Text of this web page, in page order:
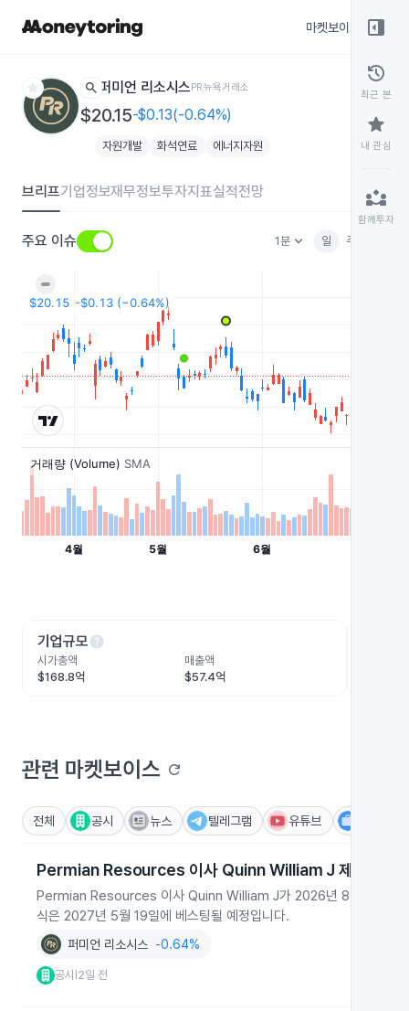
마켓보이스
star search 퍼미언 리소시스PR뉴욕거래소
$20.15-$0.13(-0.64%)
자원개발 화석연료 에너지자원
브리프기업정보재무정보투자지표실적전망
주요 이슈 1분keyboard_arrow_down 일 주
기업규모help
시가총액
$168.8억
매출액
$57.4억
관련 마켓보이스 refresh
전체 공시 뉴스 텔레그램 유튜브
Permian Resources 이사 Quinn William J 제한주식
Permian Resources 이사 Quinn William J가 2026년 8월 4일 제한
식은 2027년 5월 19일에 베스팅될 예정입니다.
퍼미언 리소시스 -0.64%
공시 2일 전
right_panel_open
history
최근 본
star
내 관심
partner_exchange
함께투자